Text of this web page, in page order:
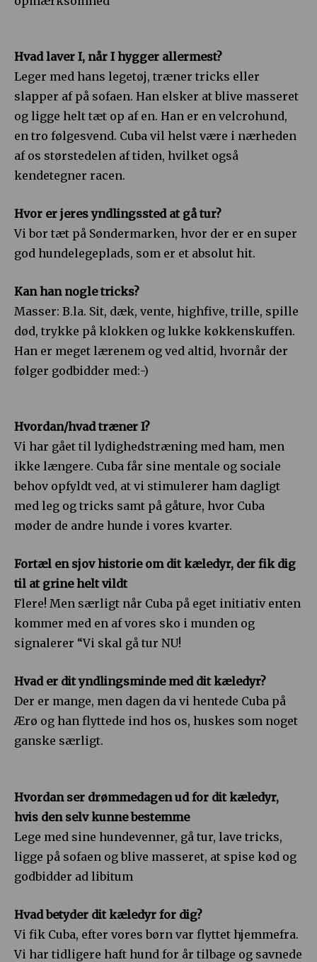
Hvad laver I, når I hygger allermest?
Leger med hans legetøj, træner tricks eller
slapper af på sofaen. Han elsker at blive masseret
og ligge helt tæt op af en. Han er en velcrohund,
en tro følgesvend. Cuba vil helst være i nærheden
af os størstedelen af tiden, hvilket også
kendetegner racen.
Hvor er jeres yndlingssted at gå tur?
Vi bor tæt på Søndermarken, hvor der er en super
god hundelegeplads, som er et absolut hit.
Kan han nogle tricks?
Masser: B.la. Sit, dæk, vente, highfive, trille, spille
død, trykke på klokken og lukke køkkenskuffen.
Han er meget lærenem og ved altid, hvornår der
følger godbidder med:-)
Hvordan/hvad træner I?
Vi har gået til lydighedstræning med ham, men
ikke længere. Cuba får sine mentale og sociale
behov opfyldt ved, at vi stimulerer ham dagligt
med leg og tricks samt på gåture, hvor Cuba
møder de andre hunde i vores kvarter.
Fortæl en sjov historie om dit kæledyr, der fik dig
til at grine helt vildt
Flere! Men særligt når Cuba på eget initiativ enten
kommer med en af vores sko i munden og
signalerer “Vi skal gå tur NU!
Hvad er dit yndlingsminde med dit kæledyr?
Der er mange, men dagen da vi hentede Cuba på
Ærø og han flyttede ind hos os, huskes som noget
ganske særligt.
Hvordan ser drømmedagen ud for dit kæledyr,
hvis den selv kunne bestemme
Lege med sine hundevenner, gå tur, lave tricks,
ligge på sofaen og blive masseret, at spise kød og
godbidder ad libitum
Hvad betyder dit kæledyr for dig?
Vi fik Cuba, efter vores børn var flyttet hjemmefra.
Vi har tidligere haft hund for år tilbage og savnede